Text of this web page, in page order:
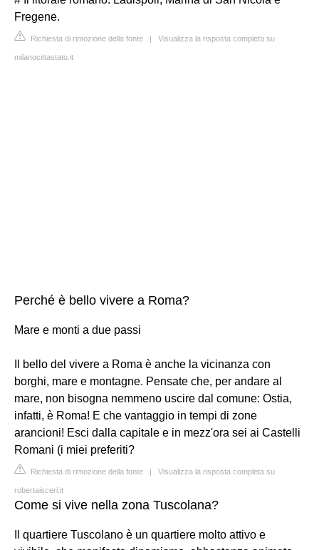
Fregene.
Richiesta di rimozione della fonte | Visualizza la risposta completa su
milanocittastato.it
Perché è bello vivere a Roma?
Mare e monti a due passi
Il bello del vivere a Roma è anche la vicinanza con
borghi, mare e montagne. Pensate che, per andare al
mare, non bisogna nemmeno uscire dal comune: Ostia,
infatti, è Roma! E che vantaggio in tempi di zone
arancioni! Esci dalla capitale e in mezz'ora sei ai Castelli
Romani (i miei preferiti?
Richiesta di rimozione della fonte | Visualizza la risposta completa su
robertaisceri.it
Come si vive nella zona Tuscolana?
Il quartiere Tuscolano è un quartiere molto attivo e